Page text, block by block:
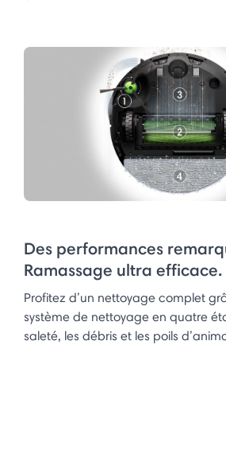
Des performances
Ramassage ultra efficace.
Profitez d’un nettoyage complet
système de nettoyage en quatre
saleté, les débris et les poils